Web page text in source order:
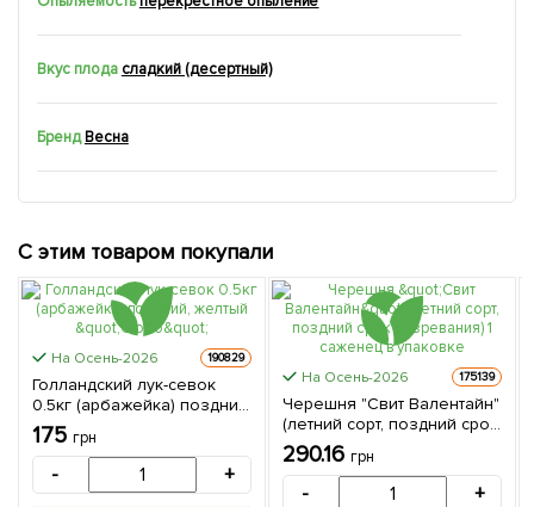
Вкус плода сладкий (десертный)
Бренд Весна
С этим товаром покупали
На Осень-2026 190829
Голландский лук-севок
0.5кг (арбажейка) поздний,
желтый "Globo"
175 грн
- +
На Осень-2026 175139
Черешня "Свит Валентайн"
(летний сорт, поздний срок
созревания) 1 саженец в
упаковке
290.16 грн
- +